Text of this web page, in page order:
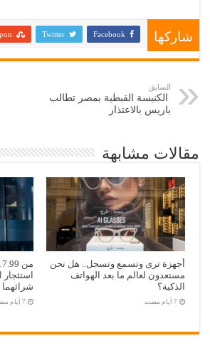
شاركها Facebook
Twitter
السابق
الكنيسة القبطية بمصر تطالب
باريس بالاعتذار
مقالات مشابهة
أجهزة ترى وتسمع وتسجل.. هل نحن
مستعدون لعالم ما بعد الهواتف
الذكية؟
شرائهما